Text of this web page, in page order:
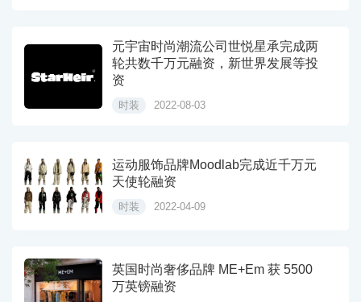
元宇宙时尚潮流公司世悦星承完成两
轮共数千万元融资，新世界发展等投
资
时装 2022-08-03
运动服饰品牌Moodlab完成近千万元
天使轮融资
时装 2022-04-09
英国时尚奢侈品牌 ME+Em 获 5500
万英镑融资